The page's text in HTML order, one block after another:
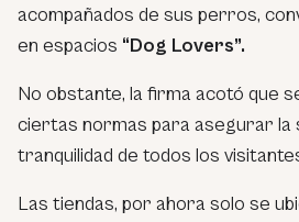
acompañados de sus perros,
en espacios “Dog Lovers”.
No obstante, la firma acotó que
ciertas normas para asegurar la
tranquilidad de todos los
Las tiendas, por ahora solo se